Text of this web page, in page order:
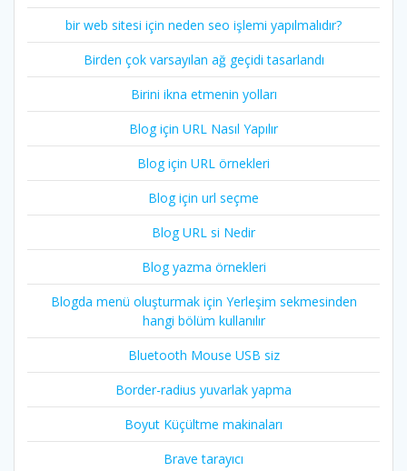
bir web sitesi için neden seo işlemi yapılmalıdır?
Birden çok varsayılan ağ geçidi tasarlandı
Birini ikna etmenin yolları
Blog için URL Nasıl Yapılır
Blog için URL örnekleri
Blog için url seçme
Blog URL si Nedir
Blog yazma örnekleri
Blogda menü oluşturmak için Yerleşim sekmesinden
hangi bölüm kullanılır
Bluetooth Mouse USB siz
Border-radius yuvarlak yapma
Boyut Küçültme makinaları
Brave tarayıcı